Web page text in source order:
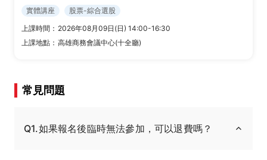
實體講座
股票-綜合選股
上課時間： 2026年08月09日(日) 14:00-16:30
上課地點： 高雄商務會議中心(十全廳)
常見問題
Q1.如果報名後臨時無法參加，可以退費嗎？